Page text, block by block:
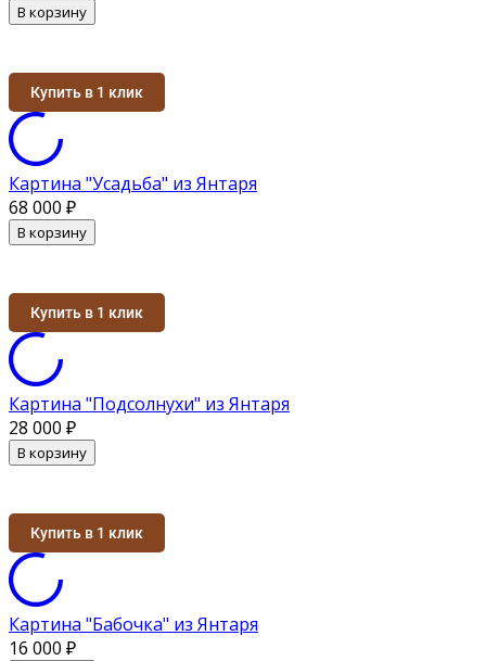
В корзину
Купить в 1 клик
Картина "Усадьба" из Янтаря
68 000 ₽
В корзину
Купить в 1 клик
Картина "Подсолнухи" из Янтаря
28 000 ₽
В корзину
Купить в 1 клик
Картина "Бабочка" из Янтаря
16 000 ₽